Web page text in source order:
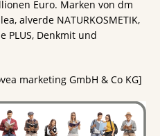
Euro. Marken von dm
alverde NATURKOSMETIK,
PLUS, Denkmit und
marketing GmbH & Co KG]